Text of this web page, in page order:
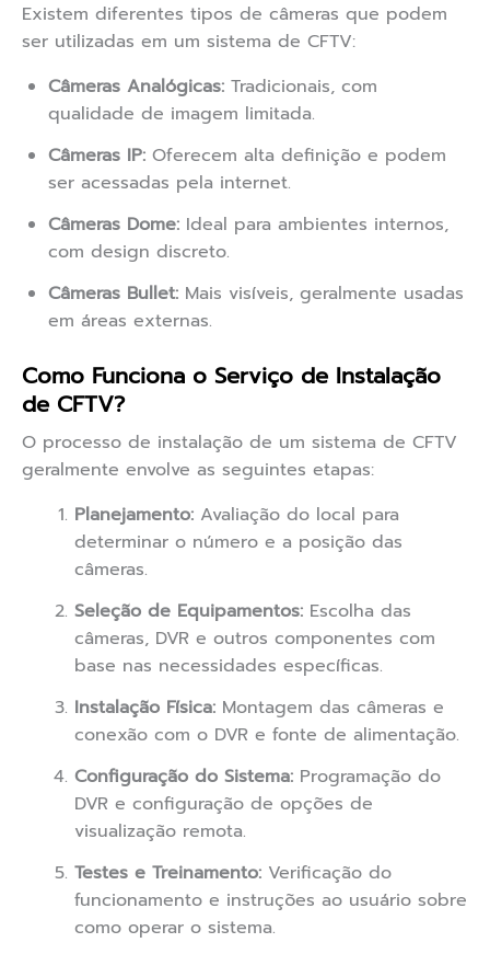
Existem diferentes tipos de câmeras que podem
ser utilizadas em um sistema de CFTV:
Câmeras Analógicas: Tradicionais, com
qualidade de imagem limitada.
Câmeras IP: Oferecem alta definição e podem
ser acessadas pela internet.
Câmeras Dome: Ideal para ambientes internos,
com design discreto.
Câmeras Bullet: Mais visíveis, geralmente usadas
em áreas externas.
Como Funciona o Serviço de Instalação
de CFTV?
O processo de instalação de um sistema de CFTV
geralmente envolve as seguintes etapas:
Planejamento: Avaliação do local para
determinar o número e a posição das
câmeras.
Seleção de Equipamentos: Escolha das
câmeras, DVR e outros componentes com
base nas necessidades específicas.
Instalação Física: Montagem das câmeras e
conexão com o DVR e fonte de alimentação.
Configuração do Sistema: Programação do
DVR e configuração de opções de
visualização remota.
Testes e Treinamento: Verificação do
funcionamento e instruções ao usuário sobre
como operar o sistema.